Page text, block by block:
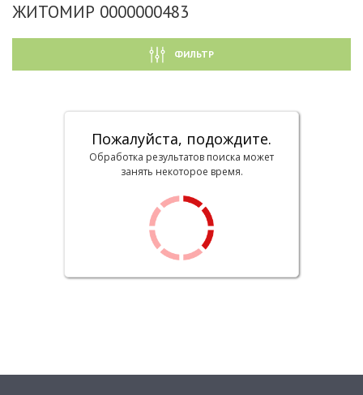
ЖИТОМИР 0000000483
ФИЛЬТР
Пожалуйста, подождите.
Обработка результатов поиска может
занять некоторое время.